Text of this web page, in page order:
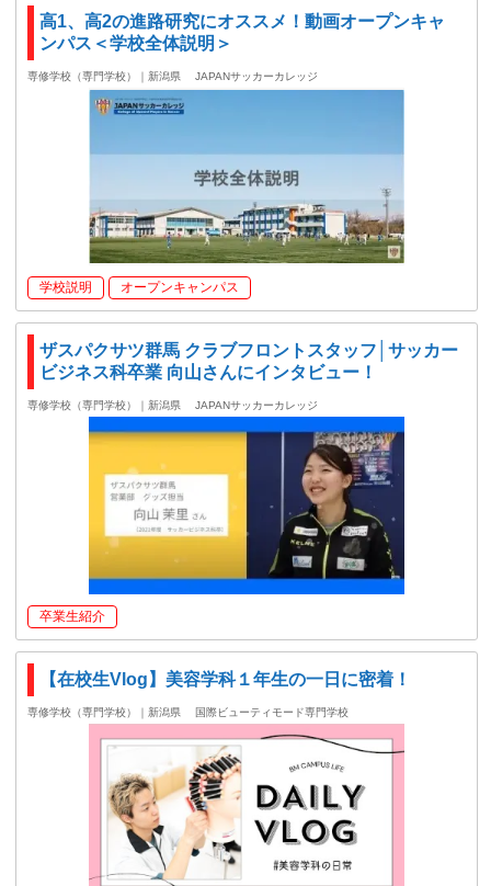
高1、高2の進路研究にオススメ！動画オープンキャ
ンパス＜学校全体説明＞
専修学校（専門学校）｜新潟県 JAPANサッカーカレッジ
学校説明 オープンキャンパス
ザスパクサツ群馬 クラブフロントスタッフ│サッカー
ビジネス科卒業 向山さんにインタビュー！
専修学校（専門学校）｜新潟県 JAPANサッカーカレッジ
卒業生紹介
【在校生Vlog】美容学科１年生の一日に密着！
専修学校（専門学校）｜新潟県 国際ビューティモード専門学校